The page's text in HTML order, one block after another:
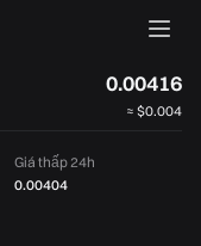
0.00416
≈ $0.004
Giá thấp 24h
0.00404